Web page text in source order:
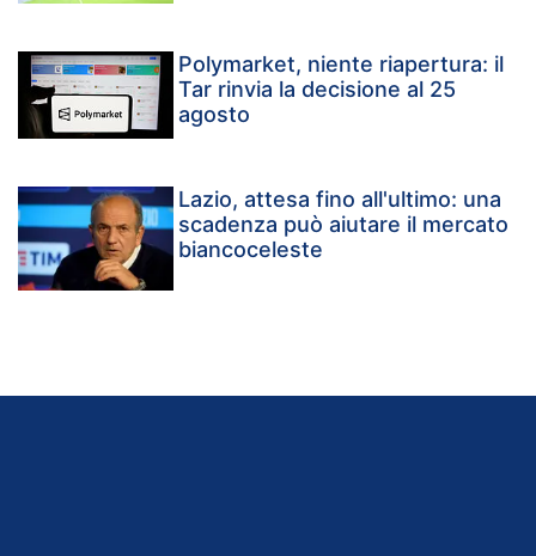
Polymarket, niente riapertura: il
Tar rinvia la decisione al 25
agosto
Lazio, attesa fino all'ultimo: una
scadenza può aiutare il mercato
biancoceleste